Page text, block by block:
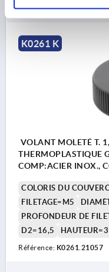
hors frais d’envoi
K0261 K
VOLANT MOLETÉ T.
THERMOPLASTIQUE
COMP:ACIER INOX.,
COLORIS DU
FILETAGE=M5
PROFONDEUR DE
D2=16,5
Référence: K0261.21057